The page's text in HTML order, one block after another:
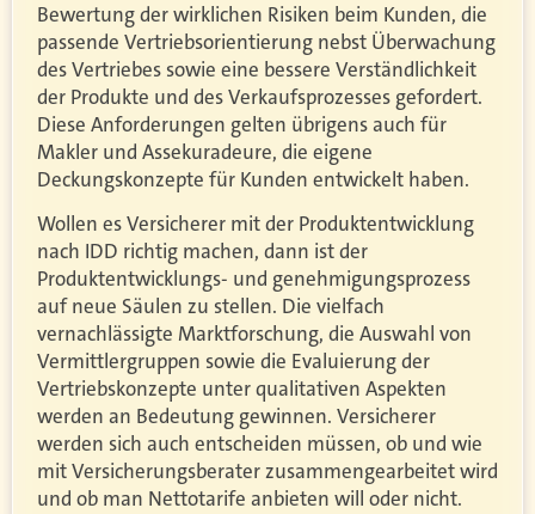
Bewertung der wirklichen Risiken beim Kunden, die
passende Vertriebsorientierung nebst Überwachung
des Vertriebes sowie eine bessere Verständlichkeit
der Produkte und des Verkaufsprozesses gefordert.
Diese Anforderungen gelten übrigens auch für
Makler und Assekuradeure, die eigene
Deckungskonzepte für Kunden entwickelt haben.
Wollen es Versicherer mit der Produktentwicklung
nach IDD richtig machen, dann ist der
Produktentwicklungs- und genehmigungsprozess
auf neue Säulen zu stellen. Die vielfach
vernachlässigte Marktforschung, die Auswahl von
Vermittlergruppen sowie die Evaluierung der
Vertriebskonzepte unter qualitativen Aspekten
werden an Bedeutung gewinnen. Versicherer
werden sich auch entscheiden müssen, ob und wie
mit Versicherungsberater zusammengearbeitet wird
und ob man Nettotarife anbieten will oder nicht.